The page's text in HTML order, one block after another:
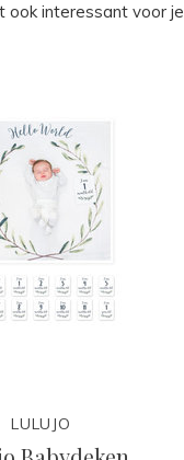
ook interessant voor je
LULUJO